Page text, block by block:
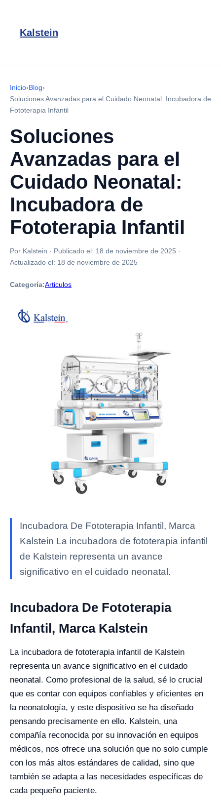
Kalstein
Inicio›Blog›
Soluciones Avanzadas para el Cuidado Neonatal: Incubadora de
Fototerapia Infantil
Soluciones
Avanzadas para el
Cuidado Neonatal:
Incubadora de
Fototerapia Infantil
Por Kalstein · Publicado el: 18 de noviembre de 2025 ·
Actualizado el: 18 de noviembre de 2025
Categoría:Articulos
Incubadora De Fototerapia Infantil, Marca
Kalstein La incubadora de fototerapia infantil
de Kalstein representa un avance
significativo en el cuidado neonatal.
Incubadora De Fototerapia
Infantil, Marca Kalstein
La incubadora de fototerapia infantil de Kalstein
representa un avance significativo en el cuidado
neonatal. Como profesional de la salud, sé lo crucial
que es contar con equipos confiables y eficientes en
la neonatología, y este dispositivo se ha diseñado
pensando precisamente en ello. Kalstein, una
compañía reconocida por su innovación en equipos
médicos, nos ofrece una solución que no solo cumple
con los más altos estándares de calidad, sino que
también se adapta a las necesidades específicas de
cada pequeño paciente.